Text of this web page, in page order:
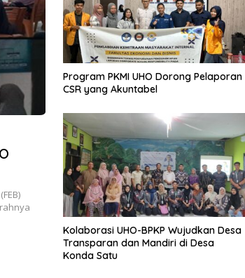
Program PKMI UHO Dorong Pelaporan
CSR yang Akuntabel
Kolaborasi UHO-BPKP Wujudkan Desa
Transparan dan Mandiri di Desa
Konda Satu